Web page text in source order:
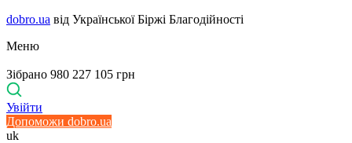
dobro.ua від Української Біржі Благодійності
Меню
Зібрано 980 227 105 грн
Увійти
Допоможи dobro.ua
uk